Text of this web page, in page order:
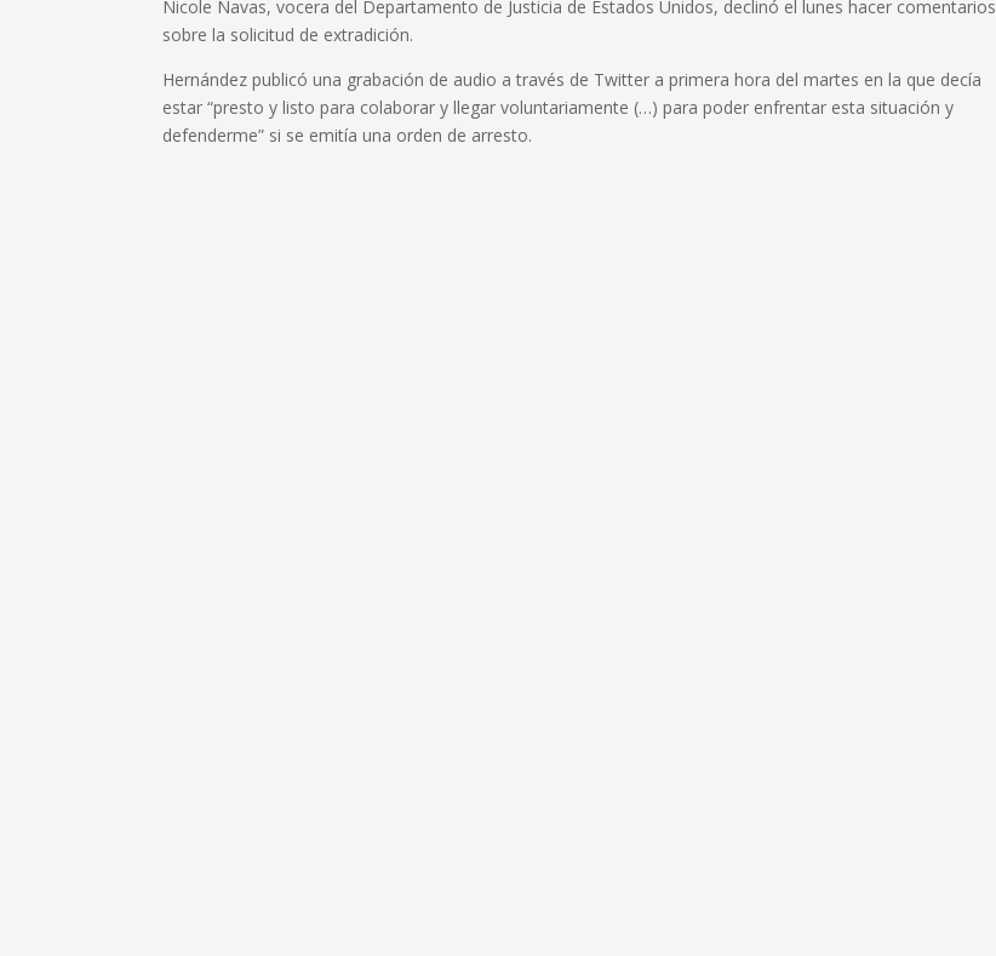
Nicole Navas, vocera del Departamento de Justicia de Estados Unidos, declinó el lunes hacer comentarios
sobre la solicitud de extradición.
Hernández publicó una grabación de audio a través de Twitter a primera hora del martes en la que decía
estar “presto y listo para colaborar y llegar voluntariamente (…) para poder enfrentar esta situación y
defenderme” si se emitía una orden de arresto.